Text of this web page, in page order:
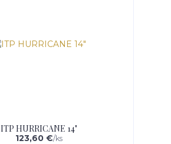
ITP HURRICANE 14"
123,60 €/ks